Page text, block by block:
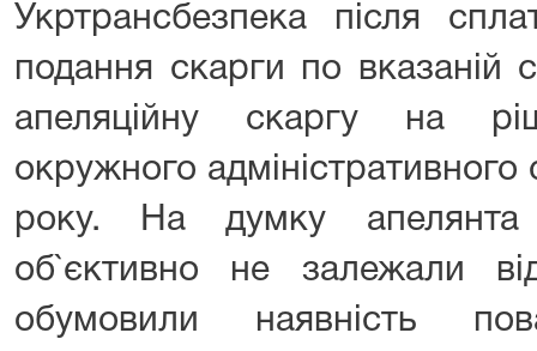
Укртрансбезпека після
подання скарги по вказаній
апеляційну скаргу на
окружного
року. На думку апелянта
об`єктивно не залежали
обумовили наявність